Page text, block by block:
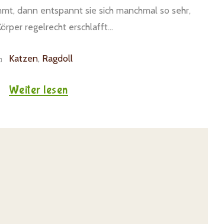
dann entspannt sie sich manchmal so sehr,
regelrecht erschlafft...
Katzen, Ragdoll
Weiter lesen